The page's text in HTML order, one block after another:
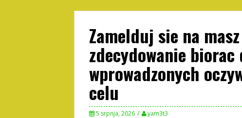
Zamelduj sie na
zdecydowanie biorac
wprowadzonych
celu
5 srpnja, 2026 yam3t3